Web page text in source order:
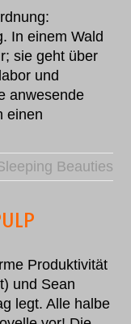
In einem Wald
sie geht über
und
anwesende
einen
Beauties
Produktivität
und Sean
legt. Alle halbe